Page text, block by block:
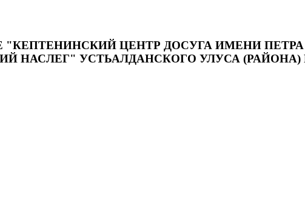
ЦЕНТР ДОСУГА ИМЕНИ ПЕТРА
НАСЛЕГ" УСТЬАЛДАНСКОГО УЛУСА (РАЙОНА)